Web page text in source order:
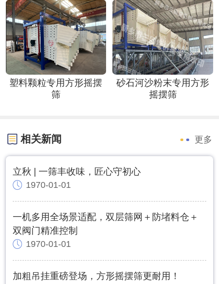
塑料颗粒专用方形摇摆
筛
砂石河沙粉末专用方形
摇摆筛
相关新闻 更多
立秋 | 一筛丰收味，匠心守初心
1970-01-01
一机多用全场景适配，双层筛网＋防堵料仓＋
双阀门精准控制
1970-01-01
加粗吊挂重磅登场，方形摇摆筛更耐用！